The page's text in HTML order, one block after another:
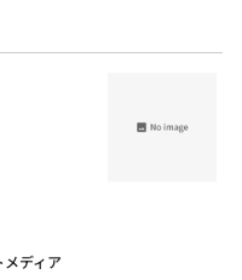
ディア